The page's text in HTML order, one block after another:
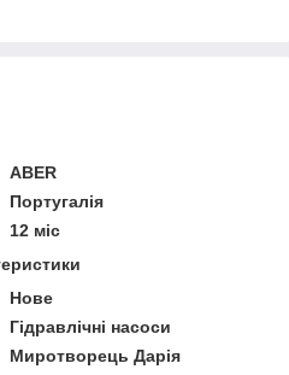
ABER
Португалія
12 міс
Нове
Гідравлічні насоси
Миротворець Дарія